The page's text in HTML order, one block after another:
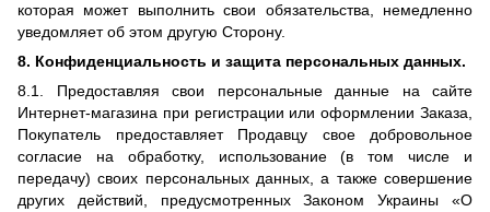
которая может выполнить свои обязательства, немедленно
уведомляет об этом другую Сторону.
8. Конфиденциальность и защита персональных данных.
8.1. Предоставляя свои персональные данные на сайте
Интернет-магазина при регистрации или оформлении Заказа,
Покупатель предоставляет Продавцу свое добровольное
согласие на обработку, использование (в том числе и
передачу) своих персональных данных, а также совершение
других действий, предусмотренных Законом Украины «О